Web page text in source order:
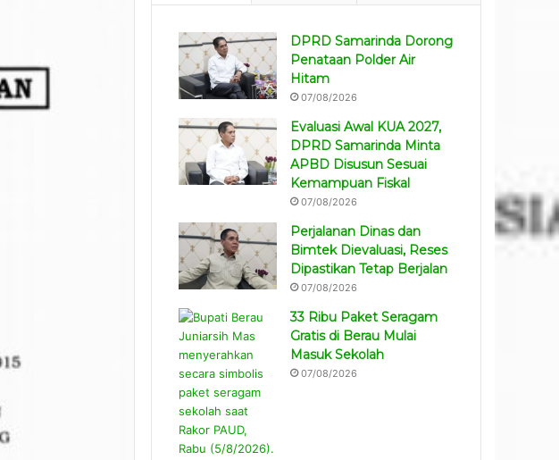
DPRD Samarinda Dorong
Penataan Polder Air
Hitam
07/08/2026
Evaluasi Awal KUA 2027,
DPRD Samarinda Minta
APBD Disusun Sesuai
Kemampuan Fiskal
07/08/2026
Perjalanan Dinas dan
Bimtek Dievaluasi, Reses
Dipastikan Tetap Berjalan
07/08/2026
33 Ribu Paket Seragam
Gratis di Berau Mulai
Masuk Sekolah
07/08/2026